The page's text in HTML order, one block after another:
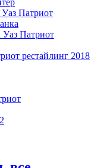
Уаз Патриот
Уаз Патриот
рестайлинг 2018